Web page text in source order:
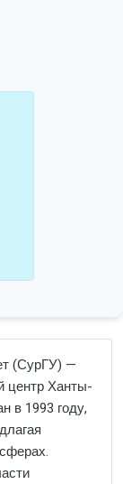
(СурГУ) —
центр Ханты-
в 1993 году,